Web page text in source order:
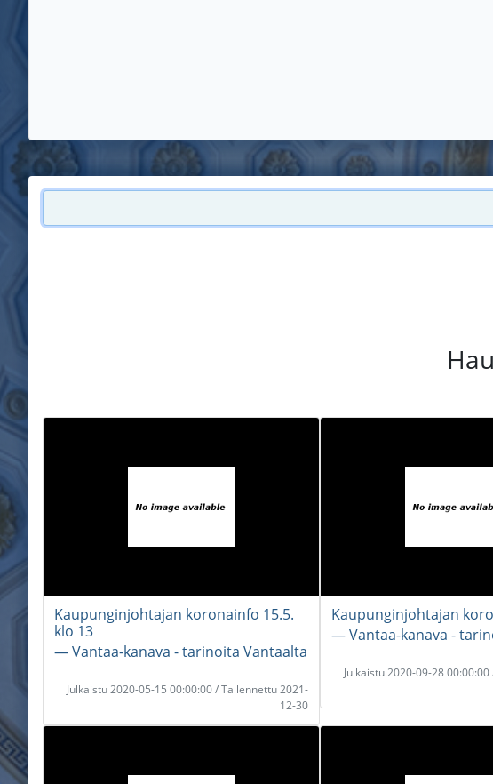
Kaupunginjohtajan koronainfo 15.5.
klo 13
― Vantaa-kanava - tarinoita Vantaalta
Julkaistu 2020-05-15 00:00:00 / Tallennettu 2021-
12-30
Kaupunginjohtajan
― Vantaa-kanava -
Julkaistu 2020-09-28